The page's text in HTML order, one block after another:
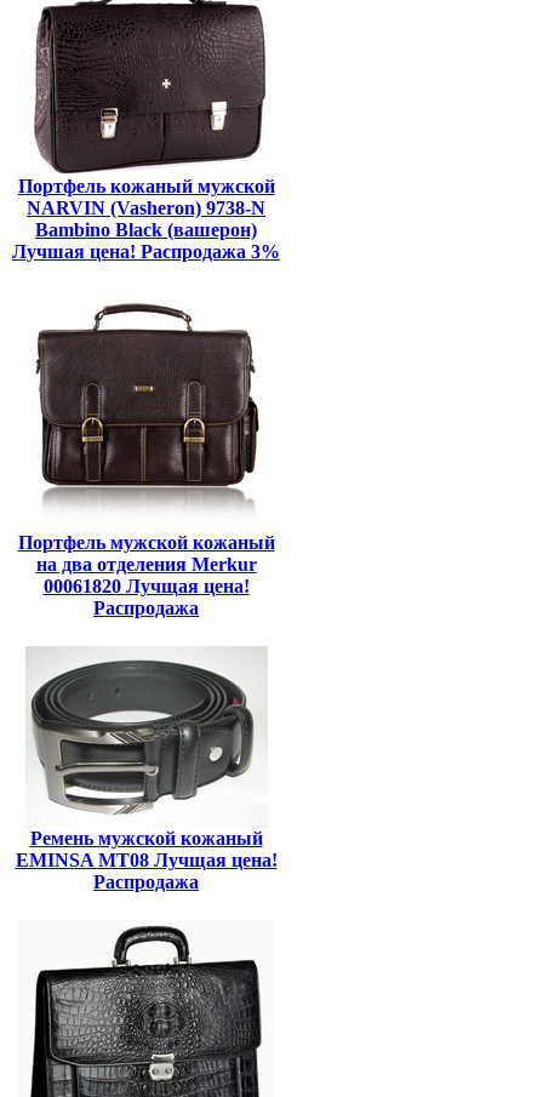
Портфель кожаный мужской
NARVIN (Vasheron) 9738-N
Bambino Black (вашерон)
Лучшая цена! Распродажа 3%
Портфель мужской кожаный
на два отделения Merkur
00061820 Лучщая цена!
Распродажа
Ремень мужской кожаный
EMINSA MT08 Лучщая цена!
Распродажа